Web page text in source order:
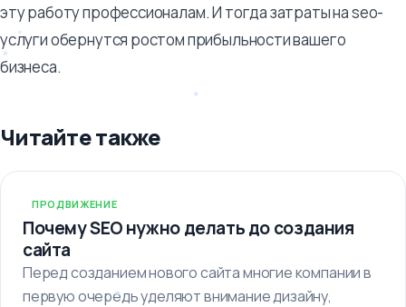
эту работу профессионалам. И тогда затраты на seo-
услуги обернутся ростом прибыльности вашего
бизнеса.
Читайте также
ПРОДВИЖЕНИЕ
Почему SEO нужно делать до создания
сайта
Перед созданием нового сайта многие компании в
первую очередь уделяют внимание дизайну,